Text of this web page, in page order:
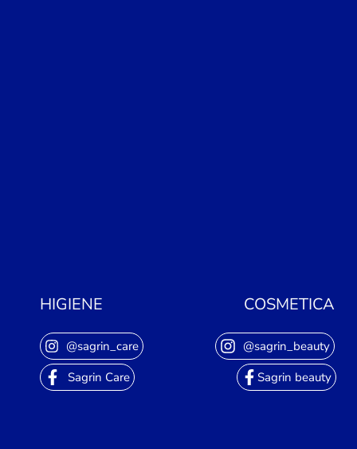
COSMETICA
@sagrin_beauty
Sagrin beauty
HIGIENE
@sagrin_care
Sagrin Care